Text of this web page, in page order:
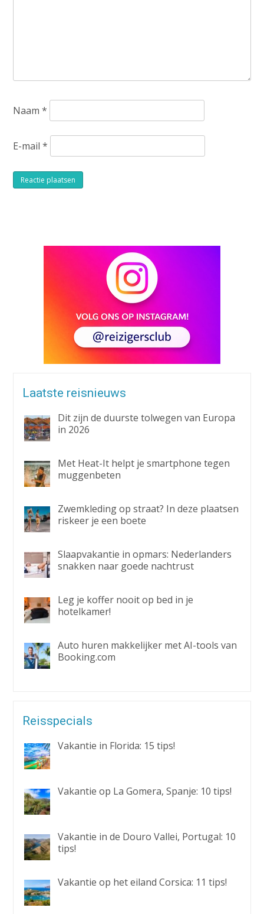
Naam*
E-mail*
Laatste reisnieuws
Dit zijn de duurste tolwegen van Europa
in 2026
Met Heat-It helpt je smartphone tegen
muggenbeten
Zwemkleding op straat? In deze plaatsen
riskeer je een boete
Slaapvakantie in opmars: Nederlanders
snakken naar goede nachtrust
Leg je koffer nooit op bed in je
hotelkamer!
Auto huren makkelijker met AI-tools van
Booking.com
Reisspecials
Vakantie in Florida: 15 tips!
Vakantie op La Gomera, Spanje: 10 tips!
Vakantie in de Douro Vallei, Portugal: 10
tips!
Vakantie op het eiland Corsica: 11 tips!